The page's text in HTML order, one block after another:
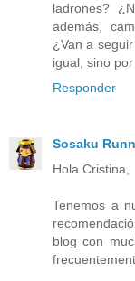
ladrones?
además,
¿Van a
igual, sino
Responder
Sosaku
Hola Cristina,
Tenemos a
blog con